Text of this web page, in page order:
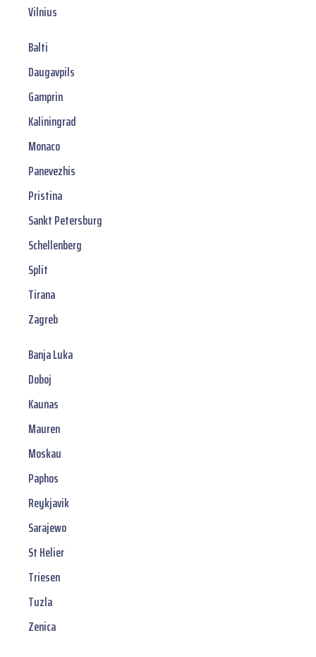
Vilnius
Balti
Daugavpils
Gamprin
Kaliningrad
Monaco
Panevezhis
Pristina
Sankt Petersburg
Schellenberg
Split
Tirana
Zagreb
Banja Luka
Doboj
Kaunas
Mauren
Moskau
Paphos
Reykjavik
Sarajewo
St Helier
Triesen
Tuzla
Zenica